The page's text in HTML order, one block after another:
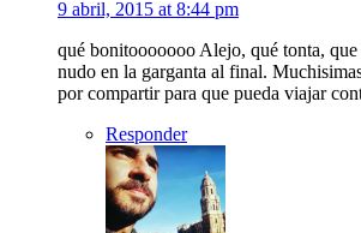
9 abril, 2015 at 8:44 pm
qué bonitooooooo Alejo, qué tonta, que
nudo en la garganta al final.
por compartir para que pueda viajar
Responder